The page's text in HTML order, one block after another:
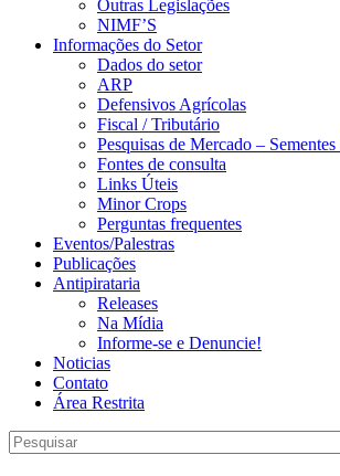
Outras Legislações
NIMF’S
Informações do Setor
Dados do setor
ARP
Defensivos Agrícolas
Fiscal / Tributário
Pesquisas de Mercado –
Fontes de consulta
Links Úteis
Minor Crops
Perguntas frequentes
Eventos/Palestras
Publicações
Antipirataria
Releases
Na Mídia
Informe-se e Denuncie!
Noticias
Contato
Área Restrita